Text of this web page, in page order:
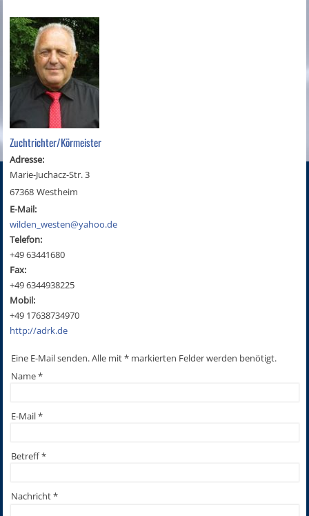
Zuchtrichter/Körmeister
Adresse:
Marie-Juchacz-Str. 3
67368 Westheim
E-Mail:
wilden_westen@yahoo.de
Telefon:
+49 63441680
Fax:
+49 6344938225
Mobil:
+49 17638734970
http://adrk.de
Eine E-Mail senden. Alle mit * markierten Felder werden benötigt.
Name*
E-Mail*
Betreff*
Nachricht*